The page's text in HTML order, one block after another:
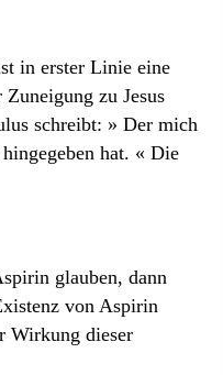
in erster Linie eine
zu Jesus
schreibt: » Der mich
hat. « Die
glauben, dann
von Aspirin
Wirkung dieser